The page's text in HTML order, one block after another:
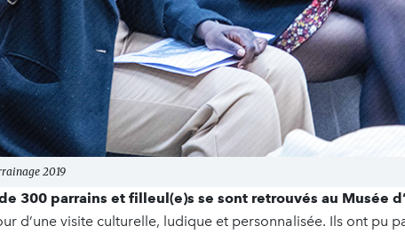
2019
300 parrains et filleul(e)s se sont retrouvés au Musée
d’une visite culturelle, ludique et personnalisée. Ils ont pu